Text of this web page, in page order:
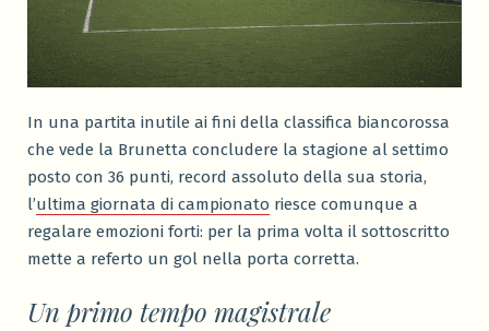
In una partita inutile ai fini della classifica biancorossa
che vede la Brunetta concludere la stagione al settimo
posto con 36 punti, record assoluto della sua storia,
l’ultima giornata di campionato riesce comunque a
regalare emozioni forti: per la prima volta il sottoscritto
mette a referto un gol nella porta corretta.
Un primo tempo magistrale